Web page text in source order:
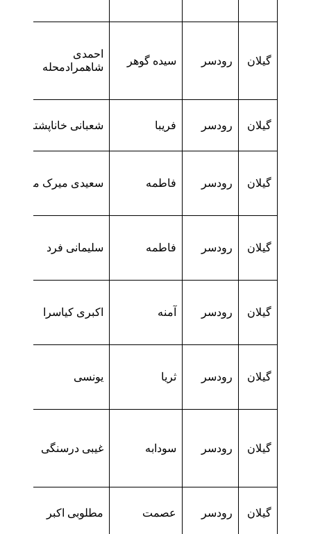
گیلان رودسر سیده گوهر
احمدی
شاهمرادمحله
گیلان رودسر فریبا شعبانی خاناپشتانی
گیلان رودسر فاطمه سعیدی میرک محله
گیلان رودسر فاطمه سلیمانی فرد
گیلان رودسر آمنه اکبری کیاسرا
گیلان رودسر ثریا یونسی
گیلان رودسر سودابه غیبی درسنگی
گیلان رودسر عصمت مطلوبی اکبر